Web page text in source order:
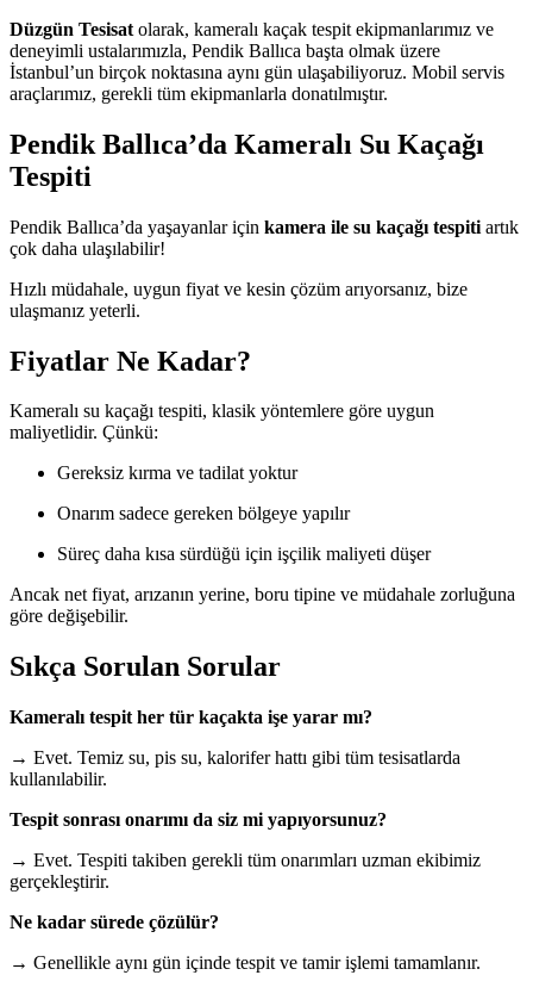
Düzgün Tesisat olarak, kameralı kaçak tespit ekipmanlarımız ve
deneyimli ustalarımızla, Pendik Ballıca başta olmak üzere
İstanbul’un birçok noktasına aynı gün ulaşabiliyoruz. Mobil servis
araçlarımız, gerekli tüm ekipmanlarla donatılmıştır.
Pendik Ballıca’da Kameralı Su Kaçağı
Tespiti
Pendik Ballıca’da yaşayanlar için kamera ile su kaçağı tespiti artık
çok daha ulaşılabilir!
Hızlı müdahale, uygun fiyat ve kesin çözüm arıyorsanız, bize
ulaşmanız yeterli.
Fiyatlar Ne Kadar?
Kameralı su kaçağı tespiti, klasik yöntemlere göre uygun
maliyetlidir. Çünkü:
Gereksiz kırma ve tadilat yoktur
Onarım sadece gereken bölgeye yapılır
Süreç daha kısa sürdüğü için işçilik maliyeti düşer
Ancak net fiyat, arızanın yerine, boru tipine ve müdahale zorluğuna
göre değişebilir.
Sıkça Sorulan Sorular
Kameralı tespit her tür kaçakta işe yarar mı?
→ Evet. Temiz su, pis su, kalorifer hattı gibi tüm tesisatlarda
kullanılabilir.
Tespit sonrası onarımı da siz mi yapıyorsunuz?
→ Evet. Tespiti takiben gerekli tüm onarımları uzman ekibimiz
gerçekleştirir.
Ne kadar sürede çözülür?
→ Genellikle aynı gün içinde tespit ve tamir işlemi tamamlanır.